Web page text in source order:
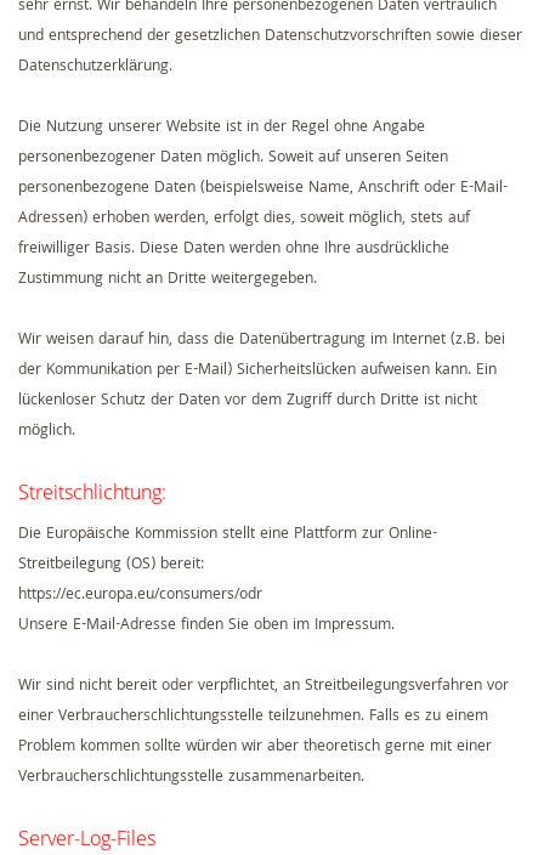
sehr ernst. Wir behandeln Ihre personenbezogenen Daten vertraulich
und entsprechend der gesetzlichen Datenschutzvorschriften sowie dieser
Datenschutzerklärung.
Die Nutzung unserer Website ist in der Regel ohne Angabe
personenbezogener Daten möglich. Soweit auf unseren Seiten
personenbezogene Daten (beispielsweise Name, Anschrift oder E-Mail-
Adressen) erhoben werden, erfolgt dies, soweit möglich, stets auf
freiwilliger Basis. Diese Daten werden ohne Ihre ausdrückliche
Zustimmung nicht an Dritte weitergegeben.
Wir weisen darauf hin, dass die Datenübertragung im Internet (z.B. bei
der Kommunikation per E-Mail) Sicherheitslücken aufweisen kann. Ein
lückenloser Schutz der Daten vor dem Zugriff durch Dritte ist nicht
möglich.
Streitschlichtung:
Die Europäische Kommission stellt eine Plattform zur Online-
Streitbeilegung (OS) bereit:
https://ec.europa.eu/consumers/odr
Unsere E-Mail-Adresse finden Sie oben im Impressum.
Wir sind nicht bereit oder verpflichtet, an Streitbeilegungsverfahren vor
einer Verbraucherschlichtungsstelle teilzunehmen. Falls es zu einem
Problem kommen sollte würden wir aber theoretisch gerne mit einer
Verbraucherschlichtungsstelle zusammenarbeiten.
Server-Log-Files